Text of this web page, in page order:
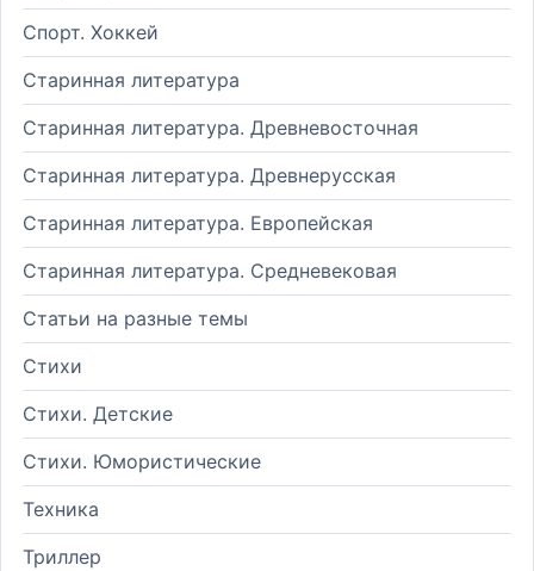
Спорт. Хоккей
Старинная литература
Старинная литература. Древневосточная
Старинная литература. Древнерусская
Старинная литература. Европейская
Старинная литература. Средневековая
Статьи на разные темы
Стихи
Стихи. Детские
Стихи. Юмористические
Техника
Триллер